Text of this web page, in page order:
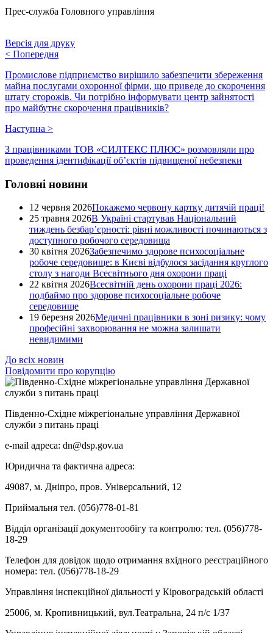
Прес-служба Головного управління
Версія для друку
< Попередня
Промислове підприємство вирішило забезпечити збереження
майна послугами охоронної фірми, що приведе до скорочення
штату сторожів. Чи потрібно інформувати центр зайнятості
про майбутнє скорочення працівників?
Наступна >
З працівниками ТОВ «СИЛТЕКС ПЛЮС» розмовляли про
проведення ідентифікації об’єктів підвищеної небезпеки
Головні новини
12 червня 2026Покажемо червону картку дитячій праці!
25 травня 2026В Україні стартував Національний
тиждень безбар’єрності: рівні можливості починаються з
доступного робочого середовища
30 квітня 2026Забезпечимо здорове психосоціальне
робоче середовище: в Києві відбулося засідання круглого
столу з нагоди Всесвітнього дня охорони праці
22 квітня 2026Всесвітній день охорони праці 2026:
подбаймо про здорове психосоціальне робоче
середовище
19 березня 2026Медичні працівники в зоні ризику: чому
професійні захворювання не можна залишати
невидимими
До всіх новин
Повідомити про корупцію
Південно-Східне міжрегіональне управління Державної
служби з питань праці
e-mail адреса: dn@dsp.gov.ua
Юридична та фактична адреса:
49087, м. Дніпро, пров. Універсальний, 12
Приймальня тел. (056)778-01-81
Відділ організації документообігу та контролю: тел. (056)778-
18-29
Телефон для довідок щодо отримання вхідного реєстраційного
номера: тел. (056)778-18-29
Управління інспекційної діяльності у Кіровоградській області
25006, м. Кропивницький, вул.Театральна, 24 п/с 1/37